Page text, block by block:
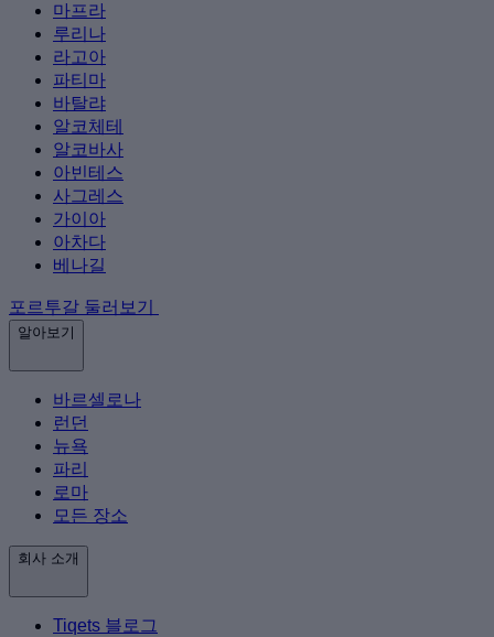
마프라
루리나
라고아
파티마
바탈랴
알코체테
알코바사
아빈테스
사그레스
가이아
아차다
베나길
포르투갈 둘러보기
알아보기
바르셀로나
런던
뉴욕
파리
로마
모든 장소
회사 소개
Tiqets 블로그